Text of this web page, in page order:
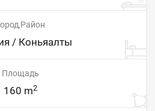
/ Коньяалты
Площадь
160 m2